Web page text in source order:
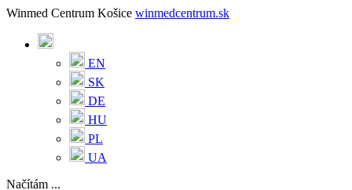
Winmed Centrum Košice winmedcentrum.sk
EN
SK
DE
HU
PL
UA
Načítám ...